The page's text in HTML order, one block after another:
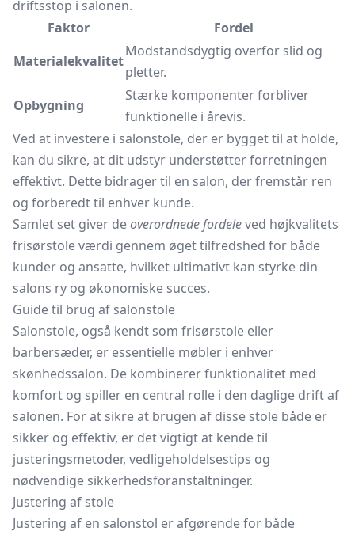
driftsstop i salonen.
Faktor
Fordel
Materialekvalitet
Modstandsdygtig overfor slid og
pletter.
Opbygning
Stærke komponenter forbliver
funktionelle i årevis.
Ved at investere i salonstole, der er bygget til at holde,
kan du sikre, at dit udstyr understøtter forretningen
effektivt. Dette bidrager til en salon, der fremstår ren
og forberedt til enhver kunde.
Samlet set giver deoverordnede fordeleved højkvalitets
frisørstole værdi gennem øget tilfredshed for både
kunder og ansatte, hvilket ultimativt kan styrke din
salons ry og økonomiske succes.
Guide til brug af salonstole
Salonstole, også kendt som frisørstole eller
barbersæder, er essentielle møbler i enhver
skønhedssalon. De kombinerer funktionalitet med
komfort og spiller en central rolle i den daglige drift af
salonen. For at sikre at brugen af disse stole både er
sikker og effektiv, er det vigtigt at kende til
justeringsmetoder, vedligeholdelsestips og
nødvendige sikkerhedsforanstaltninger.
Justering af stole
Justering af en salonstol er afgørende for både